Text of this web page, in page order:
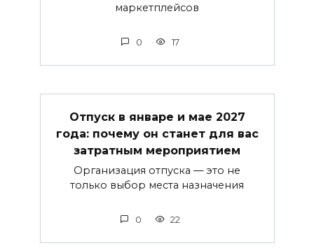
маркетплейсов
0 17
Отпуск в январе и мае 2027
года: почему он станет для вас
затратным мероприятием
Организация отпуска — это не
только выбор места назначения
0 22